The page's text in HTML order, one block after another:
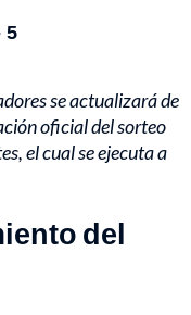
5
se actualizará de
oficial del sorteo
el cual se ejecuta a
del